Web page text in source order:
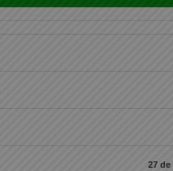
27 de